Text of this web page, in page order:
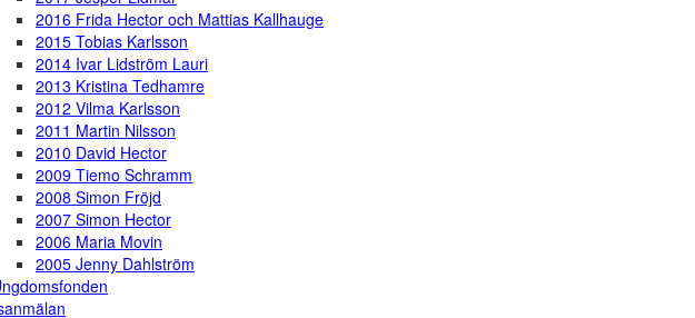
2016 Frida Hector och Mattias Kallhauge
2015 Tobias Karlsson
2014 Ivar Lidström Lauri
2013 Kristina Tedhamre
2012 Vilma Karlsson
2011 Martin Nilsson
2010 David Hector
2009 Tiemo Schramm
2008 Simon Fröjd
2007 Simon Hector
2006 Maria Movin
2005 Jenny Dahlström